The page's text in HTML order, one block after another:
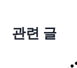
관련 글